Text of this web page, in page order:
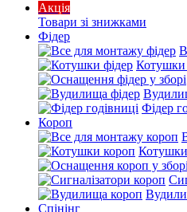
Акція
Товари зі знижками
Фідер
Котушки
Фідер
Короп
Спінінг